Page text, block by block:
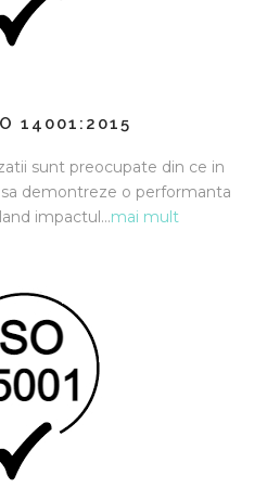
14001:2015
sunt preocupate din ce in
demontreze o performanta
impactul…mai mult